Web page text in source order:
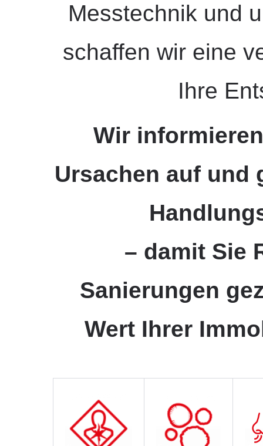
Messtechnik und
schaffen wir eine
Ihre
Wir
Ursachen auf und
– damit Sie
Sanierungen
Wert Ihrer